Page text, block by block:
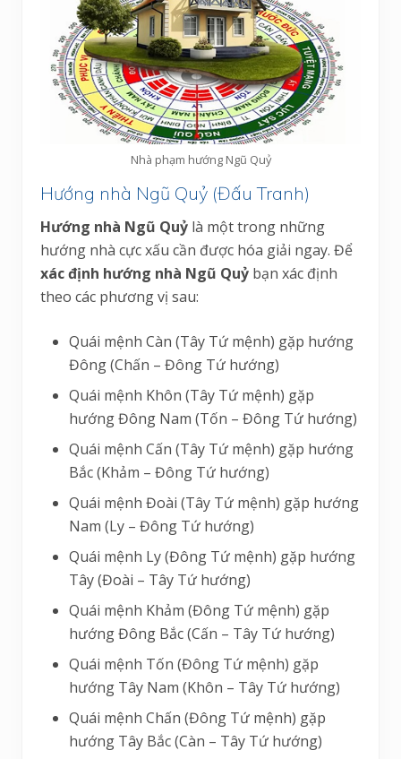
Nhà phạm hướng Ngũ Quỷ
Hướng nhà Ngũ Quỷ (Đấu Tranh)
Hướng nhà Ngũ Quỷ là một trong những
hướng nhà cực xấu cần được hóa giải ngay. Để
xác định hướng nhà Ngũ Quỷ bạn xác định
theo các phương vị sau:
Quái mệnh Càn (Tây Tứ mệnh) gặp hướng
Đông (Chấn – Đông Tứ hướng)
Quái mệnh Khôn (Tây Tứ mệnh) gặp
hướng Đông Nam (Tốn – Đông Tứ hướng)
Quái mệnh Cấn (Tây Tứ mệnh) gặp hướng
Bắc (Khảm – Đông Tứ hướng)
Quái mệnh Đoài (Tây Tứ mệnh) gặp hướng
Nam (Ly – Đông Tứ hướng)
Quái mệnh Ly (Đông Tứ mệnh) gặp hướng
Tây (Đoài – Tây Tứ hướng)
Quái mệnh Khảm (Đông Tứ mệnh) gặp
hướng Đông Bắc (Cấn – Tây Tứ hướng)
Quái mệnh Tốn (Đông Tứ mệnh) gặp
hướng Tây Nam (Khôn – Tây Tứ hướng)
Quái mệnh Chấn (Đông Tứ mệnh) gặp
hướng Tây Bắc (Càn – Tây Tứ hướng)